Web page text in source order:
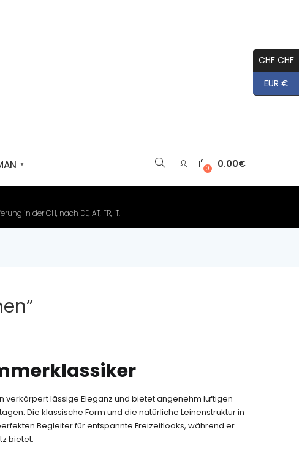
▼ 0 0.00€
in der CH, nach DE, AT, FR, IT.
verkörpert lässige Eleganz und bietet angenehm luftigen
Die klassische Form und die natürliche Leinenstruktur in
Begleiter für entspannte Freizeitlooks, während er
bietet.
CHF CHF
EUR €